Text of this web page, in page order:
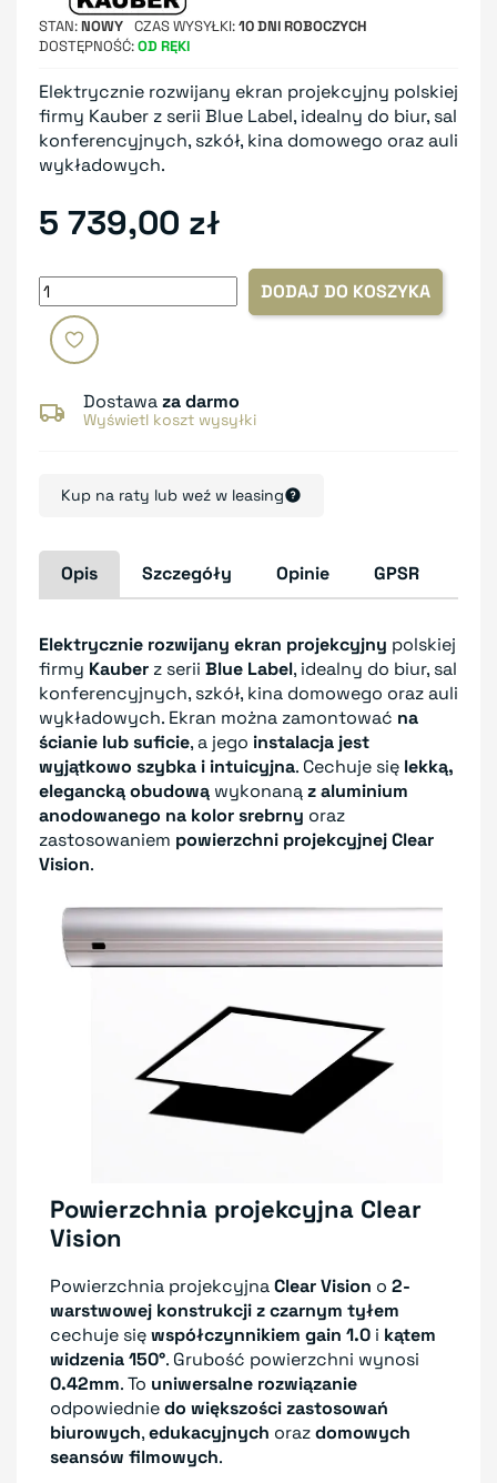
STAN NOWY CZAS WYSYŁKI 10 DNI ROBOCZYCH
DOSTĘPNOŚĆ OD RĘKI
Elektrycznie rozwijany ekran projekcyjny polskiej
firmy Kauber z serii Blue Label, idealny do biur, sal
konferencyjnych, szkół, kina domowego oraz auli
wykładowych.
5 739,00 zł
DODAJ DO KOSZYKA
Dostawaza darmo
Wyświetl koszt wysyłki
Kup na raty lub weź w leasing
Opis Szczegóły Opinie GPSR
Elektrycznie rozwijany ekran projekcyjny polskiej
firmy Kauber z serii Blue Label, idealny do biur, sal
konferencyjnych, szkół, kina domowego oraz auli
wykładowych. Ekran można zamontować na
ścianie lub suficie, a jego instalacja jest
wyjątkowo szybka i intuicyjna. Cechuje się lekką,
elegancką obudową wykonanąz aluminium
anodowanego na kolor srebrny oraz
zastosowaniem powierzchni projekcyjnej Clear
Vision.
Powierzchnia projekcyjna Clear
Vision
Powierzchnia projekcyjnaClear Vision o 2-
warstwowej konstrukcji z czarnym tyłem
cechuje sięwspółczynnikiem gain 1.0 i kątem
widzenia 150°. Grubość powierzchni wynosi
0.42mm. To uniwersalne rozwiązanie
odpowiedniedo większości zastosowań
biurowych,edukacyjnych orazdomowych
seansów filmowych.